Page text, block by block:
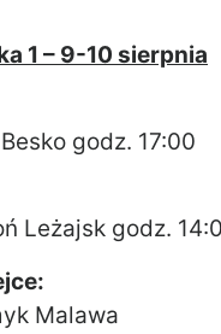
1 – 9-10 sierpnia
godz. 17:00
Leżajsk godz.
Malawa